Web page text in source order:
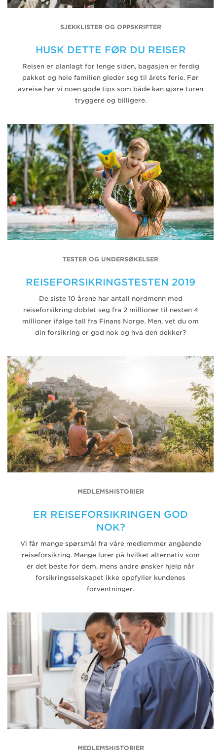
SJEKKLISTER OG OPPSKRIFTER
HUSK DETTE FØR DU REISER
Reisen er planlagt for lenge siden, bagasjen er ferdig
pakket og hele familien gleder seg til årets ferie. Før
avreise har vi noen gode tips som både kan gjøre turen
tryggere og billigere.
TESTER OG UNDERSØKELSER
REISEFORSIKRINGSTESTEN 2019
De siste 10 årene har antall nordmenn med
reiseforsikring doblet seg fra 2 millioner til nesten 4
millioner ifølge tall fra Finans Norge. Men, vet du om
din forsikring er god nok og hva den dekker?
MEDLEMSHISTORIER
ER REISEFORSIKRINGEN GOD
NOK?
Vi får mange spørsmål fra våre medlemmer angående
reiseforsikring. Mange lurer på hvilket alternativ som
er det beste for dem, mens andre ønsker hjelp når
forsikringsselskapet ikke oppfyller kundenes
forventninger.
MEDLEMSHISTORIER